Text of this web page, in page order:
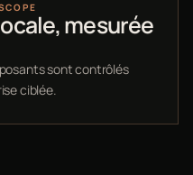
mesurée
sont contrôlés
ciblée.